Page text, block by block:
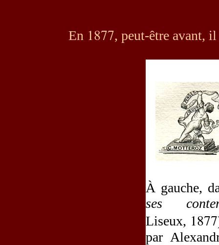
En 1877, peut-être avant,
À gauche,
ses
Liseux, 1877
par